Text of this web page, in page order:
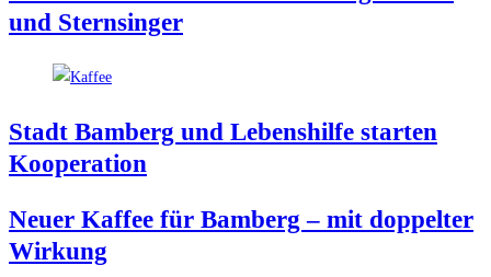
und Sternsinger
Stadt Bam­berg und Lebens­hil­fe star­ten
Kooperation
Neu­er Kaf­fee für Bam­berg – mit dop­pel­ter
Wirkung